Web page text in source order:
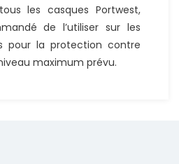
les casques Portwest,
de l’utiliser sur les
pour la protection contre
maximum prévu.